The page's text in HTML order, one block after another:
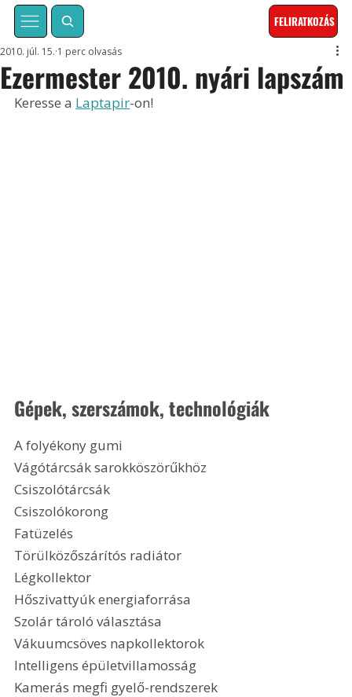
FELIRATKOZÁS
Ezermester 2010. nyári lapszám
2010. júl. 15. 1 perc olvasás
Keresse a Laptapir-on!
Gépek, szerszámok, technológiák
A folyékony gumi
Vágótárcsák sarokköszörűkhöz
Csiszolótárcsák
Csiszolókorong
Fatüzelés
Törülközőszárítós radiátor
Légkollektor
Hőszivattyúk energiaforrása
Szolár tároló választása
Vákuumcsöves napkollektorok
Intelligens épületvillamosság
Kamerás megfi gyelő-rendszerek